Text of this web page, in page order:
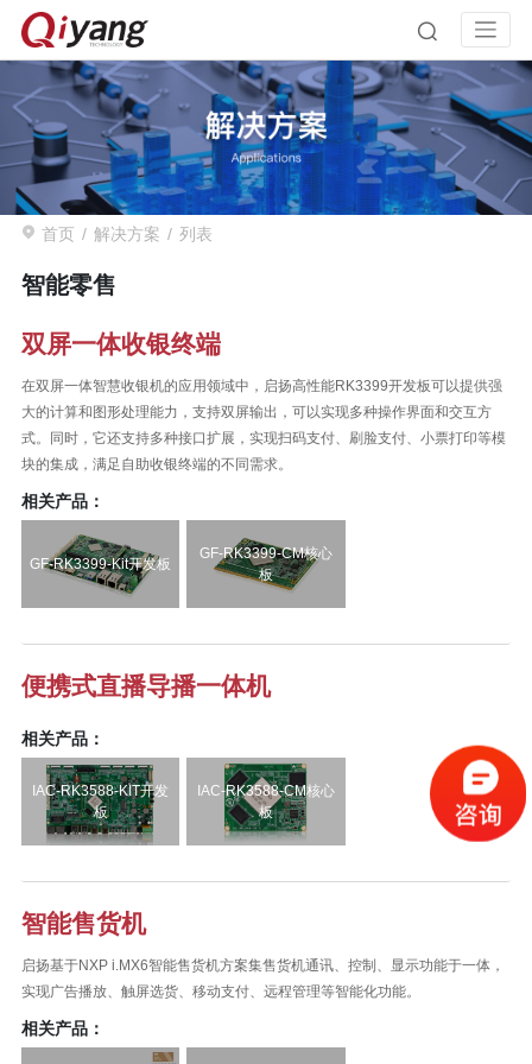
首页 解决方案 列表
智能零售
双屏一体收银终端
在双屏一体智慧收银机的应用领域中，启扬高性能RK3399开发板可以提供强
大的计算和图形处理能力，支持双屏输出，可以实现多种操作界面和交互方
式。同时，它还支持多种接口扩展，实现扫码支付、刷脸支付、小票打印等模
块的集成，满足自助收银终端的不同需求。
相关产品：
GF-RK3399-Kit开发板
GF-RK3399-CM核心
板
便携式直播导播一体机
相关产品：
IAC-RK3588-KIT开发
板
IAC-RK3588-CM核心
板
智能售货机
启扬基于NXP i.MX6智能售货机方案集售货机通讯、控制、显示功能于一体，
实现广告播放、触屏选货、移动支付、远程管理等智能化功能。
相关产品：